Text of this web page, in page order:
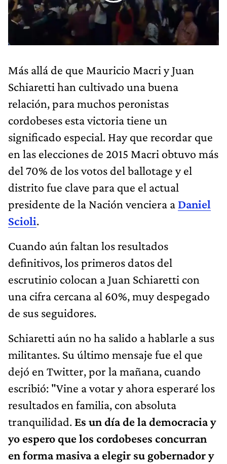
Más allá de que Mauricio Macri y Juan
Schiaretti han cultivado una buena
relación, para muchos peronistas
cordobeses esta victoria tiene un
significado especial. Hay que recordar que
en las elecciones de 2015 Macri obtuvo más
del 70% de los votos del ballotage y el
distrito fue clave para que el actual
presidente de la Nación venciera a Daniel
Scioli.
Cuando aún faltan los resultados
definitivos, los primeros datos del
escrutinio colocan a Juan Schiaretti con
una cifra cercana al 60%, muy despegado
de sus seguidores.
Schiaretti aún no ha salido a hablarle a sus
militantes. Su último mensaje fue el que
dejó en Twitter, por la mañana, cuando
escribió: "Vine a votar y ahora esperaré los
resultados en familia, con absoluta
tranquilidad. Es un día de la democracia y
yo espero que los cordobeses concurran
en forma masiva a elegir su gobernador y